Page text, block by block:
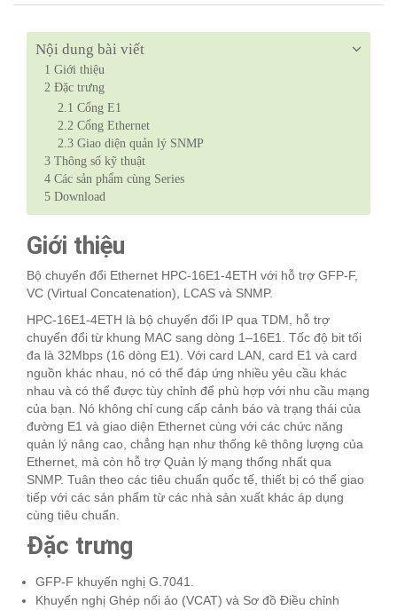
Nội dung bài viết
1 Giới thiệu
2 Đặc trưng
2.1 Cổng E1
2.2 Cổng Ethernet
2.3 Giao diện quản lý SNMP
3 Thông số kỹ thuật
4 Các sản phẩm cùng Series
5 Download
Giới thiệu
Bộ chuyển đổi Ethernet HPC-16E1-4ETH với hỗ trợ GFP-F,
VC (Virtual Concatenation), LCAS và SNMP.
HPC-16E1-4ETH là bộ chuyển đổi IP qua TDM, hỗ trợ
chuyển đổi từ khung MAC sang dòng 1–16E1. Tốc độ bit tối
đa là 32Mbps (16 dòng E1). Với card LAN, card E1 và card
nguồn khác nhau, nó có thể đáp ứng nhiều yêu cầu khác
nhau và có thể được tùy chỉnh để phù hợp với nhu cầu mạng
của bạn. Nó không chỉ cung cấp cảnh báo và trạng thái của
đường E1 và giao diện Ethernet cùng với các chức năng
quản lý nâng cao, chẳng hạn như thống kê thông lượng của
Ethernet, mà còn hỗ trợ Quản lý mạng thống nhất qua
SNMP. Tuân theo các tiêu chuẩn quốc tế, thiết bị có thể giao
tiếp với các sản phẩm từ các nhà sản xuất khác áp dụng
cùng tiêu chuẩn.
Đặc trưng
GFP-F khuyến nghị G.7041.
Khuyến nghị Ghép nối ảo (VCAT) và Sơ đồ Điều chỉnh